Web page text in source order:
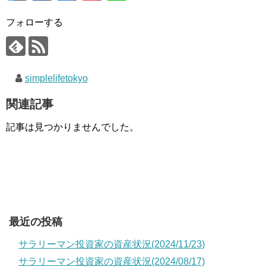
フォローする
simplelifetokyo
関連記事
記事は見つかりませんでした。
最近の投稿
サラリーマン投資家の資産状況(2024/11/23)
サラリーマン投資家の資産状況(2024/08/17)